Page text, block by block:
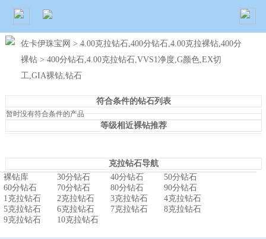
佐卡伊珠宝网 > 4.00克拉钻石,400分钻石,4.00克拉裸钻,400分
裸钻 > 400分钻石,4.00克拉钻石,VVS1净度,G颜色,EX切
工,GIA裸钻,钻石
符合条件的钻石列表
暂时没有符合条件的产品
等级相近裸钻推荐
克拉钻石导航
裸钻库
30分钻石 40分钻石
50分钻石
60分钻石
70分钻石 80分钻石
90分钻石
1克拉钻石
2克拉钻石 3克拉钻石
4克拉钻石
5克拉钻石
6克拉钻石 7克拉钻石
8克拉钻石
9克拉钻石
10克拉钻石